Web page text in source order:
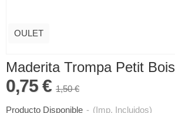
OULET
Maderita Trompa Petit Bois
0,75 € 1,50 €
Producto Disponible - (Imp. Incluidos)